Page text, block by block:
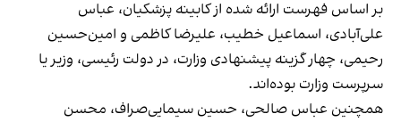
بر اساس فهرست ارائه شده از کابینه پزشکیان، عباس
علی‌آبادی، اسماعیل خطیب، علیرضا کاظمی و امین‌حسین
رحیمی، چهار گزینه پیشنهادی وزارت، در دولت رئیسی، وزیر یا
سرپرست وزارت بوده‌اند.
همچنین عباس صالحی، حسین سیمایی‌صراف، محسن